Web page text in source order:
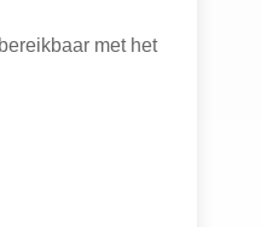
met het